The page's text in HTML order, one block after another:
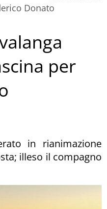
Donato
per
in rianimazione
illeso il compagno